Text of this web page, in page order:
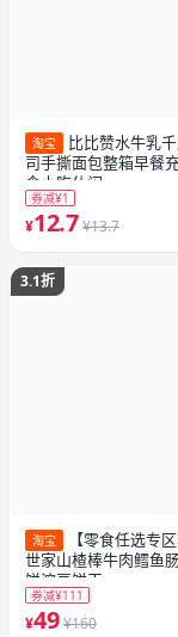
淘宝
比比赞水牛乳
司手撕面包整箱早餐
食小吃休闲
券减¥1
¥12.7 ¥13.7
3.1折
淘宝
【零食任选专
世家山楂棒牛肉鳕鱼
饼溶豆饼干
券减¥111
¥49 ¥160